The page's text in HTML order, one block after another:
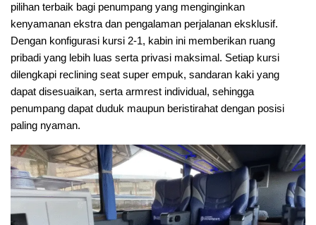
pilihan terbaik bagi penumpang yang menginginkan
kenyamanan ekstra dan pengalaman perjalanan eksklusif.
Dengan konfigurasi kursi 2-1, kabin ini memberikan ruang
pribadi yang lebih luas serta privasi maksimal. Setiap kursi
dilengkapi reclining seat super empuk, sandaran kaki yang
dapat disesuaikan, serta armrest individual, sehingga
penumpang dapat duduk maupun beristirahat dengan posisi
paling nyaman.